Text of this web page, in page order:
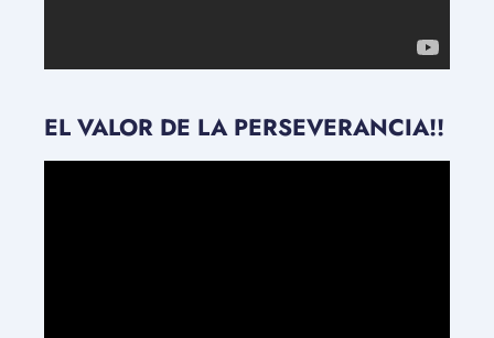
EL VALOR DE LA PERSEVERANCIA!!